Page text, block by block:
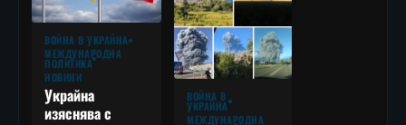
ВОЙНА В УКРАЙНА
МЕЖДУНАРОДНА
ПОЛИТИКА
НОВИНИ
Украйна
изяснява с
ВОЙНА В
УКРАЙНА
МЕЖДУНАРОДНА